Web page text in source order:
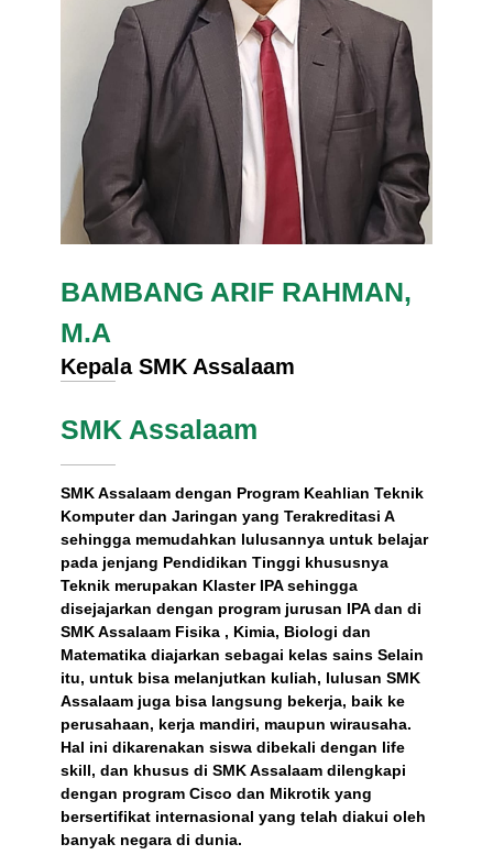
BAMBANG ARIF RAHMAN,
M.A
Kepala SMK Assalaam
SMK Assalaam
SMK Assalaam dengan Program Keahlian Teknik
Komputer dan Jaringan yang Terakreditasi A
sehingga memudahkan lulusannya untuk belajar
pada jenjang Pendidikan Tinggi khususnya
Teknik merupakan Klaster IPA sehingga
disejajarkan dengan program jurusan IPA dan di
SMK Assalaam Fisika , Kimia, Biologi dan
Matematika diajarkan sebagai kelas sains Selain
itu, untuk bisa melanjutkan kuliah, lulusan SMK
Assalaam juga bisa langsung bekerja, baik ke
perusahaan, kerja mandiri, maupun wirausaha.
Hal ini dikarenakan siswa dibekali dengan life
skill, dan khusus di SMK Assalaam dilengkapi
dengan program Cisco dan Mikrotik yang
bersertifikat internasional yang telah diakui oleh
banyak negara di dunia.